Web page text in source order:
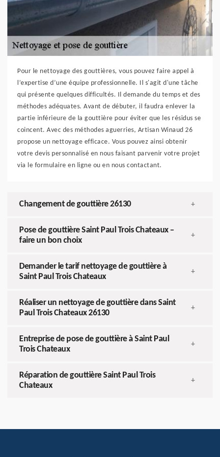
Pour le nettoyage des gouttières, vous pouvez faire appel à
l’expertise d’une équipe professionnelle. Il s'agit d'une tâche
qui présente quelques difficultés. Il demande du temps et des
méthodes adéquates. Avant de débuter, il faudra enlever la
partie inférieure de la gouttière pour éviter que les résidus se
coincent. Avec des méthodes aguerries, Artisan Winaud 26
propose un nettoyage efficace. Vous pouvez ainsi obtenir
votre devis personnalisé en nous faisant parvenir votre projet
via le formulaire en ligne ou en nous contactant.
Changement de gouttière 26130 +
Pose de gouttière Saint Paul Trois Chateaux –
faire un bon choix
+
Demander le tarif nettoyage de gouttière à
Saint Paul Trois Chateaux
+
Réaliser un nettoyage de gouttière dans Saint
Paul Trois Chateaux 26130
+
Entreprise de pose de gouttière à Saint Paul
Trois Chateaux
+
Réparation de gouttière Saint Paul Trois
Chateaux
+